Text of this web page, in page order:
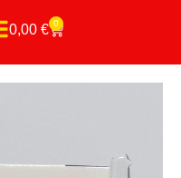
0,00 € 0